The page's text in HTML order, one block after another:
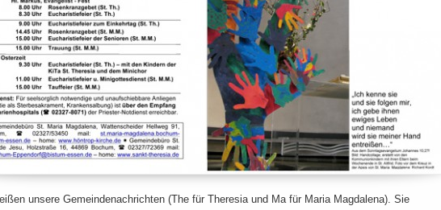
unsere Gemeindenachrichten (The für Theresia und Ma für Maria Magdalena). Sie